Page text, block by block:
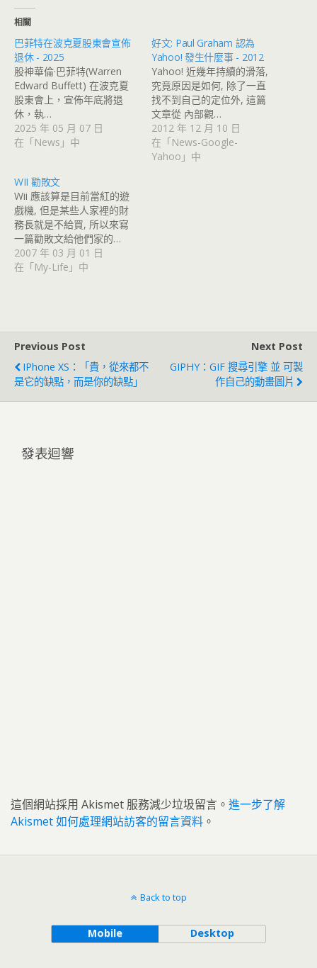
相關
巴菲特在波克夏股東會宣佈
退休 - 2025
股神華倫·巴菲特(Warren
Edward Buffett) 在波克夏
股東會上，宣佈年底將退
休，執…
2025 年 05 月 07 日
在「News」中
好文: Paul Graham 認為
Yahoo! 發生什麼事 - 2012
Yahoo! 近幾年持續的滑落,
究竟原因是如何, 除了一直
找不到自己的定位外, 這篇
文章從 內部觀…
2012 年 12 月 10 日
在「News-Google-
Yahoo」中
WII 勸敗文
Wii 應該算是目前當紅的遊
戲機, 但是某些人家裡的財
務長就是不給買, 所以來寫
一篇勸敗文給他們家的…
2007 年 03 月 01 日
在「My-Life」中
Previous Post
IPhone XS：「貴，從來都不
是它的缺點，而是你的缺點」
Next Post
GIPHY：GIF 搜尋引擎 並 可製
作自己的動畫圖片
發表迴響
這個網站採用 Akismet 服務減少垃圾留言。 進一步了解
Akismet 如何處理網站訪客的留言資料 。
Back to top
Mobile Desktop